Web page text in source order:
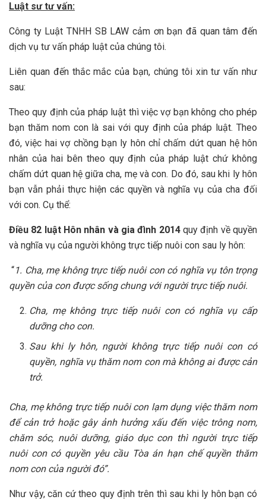
Luật sư tư vấn:
Công ty Luật TNHH SB LAW cảm ơn bạn đã quan tâm đến
dịch vụ tư vấn pháp luật của chúng tôi.
Liên quan đến thắc mắc của bạn, chúng tôi xin tư vấn như
sau:
Theo quy định của pháp luật thì việc vợ bạn không cho phép
bạn thăm nom con là sai với quy định của pháp luật. Theo
đó, việc hai vợ chồng bạn ly hôn chỉ chấm dứt quan hệ hôn
nhân của hai bên theo quy định của pháp luật chứ không
chấm dứt quan hệ giữa cha, mẹ và con. Do đó, sau khi ly hôn
bạn vẫn phải thực hiện các quyền và nghĩa vụ của cha đối
với con. Cụ thể:
Điều 82 luật Hôn nhân và gia đình 2014quy định về quyền
và nghĩa vụ của người không trực tiếp nuôi con sau ly hôn:
“1. Cha, mẹ không trực tiếp nuôi con có nghĩa vụ tôn trọng
quyền của con được sống chung với người trực tiếp nuôi.
Cha, mẹ không trực tiếp nuôi con có nghĩa vụ cấp
dưỡng cho con.
Sau khi ly hôn, người không trực tiếp nuôi con có
quyền, nghĩa vụ thăm nom con mà không ai được cản
trở.
Cha, mẹ không trực tiếp nuôi con lạm dụng việc thăm nom
để cản trở hoặc gây ảnh hưởng xấu đến việc trông nom,
chăm sóc, nuôi dưỡng, giáo dục con thì người trực tiếp
nuôi con có quyền yêu cầu Tòa án hạn chế quyền thăm
nom con của người đó”.
Như vậy, căn cứ theo quy định trên thì sau khi ly hôn bạn có